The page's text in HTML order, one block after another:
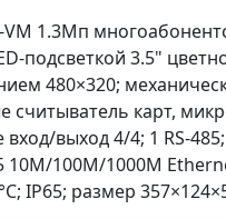
VM 1.3Мп
подсветкой 3.5"
480×320;
считыватель карт,
выход 4/4; 1 RS-
10M/100M/1000M
IP65; размер